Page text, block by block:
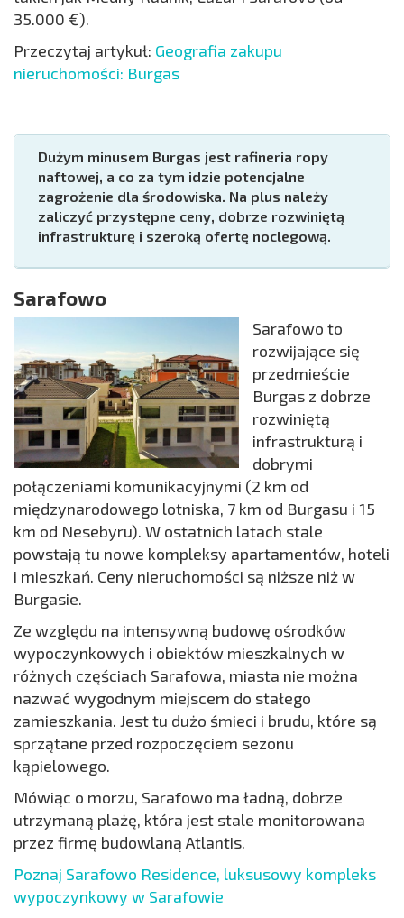
35.000 €).
Przeczytaj artykuł: Geografia zakupu
nieruchomości: Burgas
Dużym minusem Burgas jest rafineria ropy
naftowej, a co za tym idzie potencjalne
zagrożenie dla środowiska. Na plus należy
zaliczyć przystępne ceny, dobrze rozwiniętą
infrastrukturę i szeroką ofertę noclegową.
Sarafowo
Sarafowo to
rozwijające się
przedmieście
Burgas z dobrze
rozwiniętą
infrastrukturą i
dobrymi
połączeniami komunikacyjnymi (2 km od
międzynarodowego lotniska, 7 km od Burgasu i 15
km od Nesebyru). W ostatnich latach stale
powstają tu nowe kompleksy apartamentów, hoteli
i mieszkań. Ceny nieruchomości są niższe niż w
Burgasie.
Ze względu na intensywną budowę ośrodków
wypoczynkowych i obiektów mieszkalnych w
różnych częściach Sarafowa, miasta nie można
nazwać wygodnym miejscem do stałego
zamieszkania. Jest tu dużo śmieci i brudu, które są
sprzątane przed rozpoczęciem sezonu
kąpielowego.
Mówiąc o morzu, Sarafowo ma ładną, dobrze
utrzymaną plażę, która jest stale monitorowana
przez firmę budowlaną Atlantis.
Poznaj Sarafowo Residence, luksusowy kompleks
wypoczynkowy w Sarafowie